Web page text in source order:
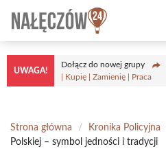
treści
UWAGA!
Dołącz do nowej grupy
| Kupię | Zamienię | Praca
Strona główna / Kronika Policyjna
Polskiej – symbol jedności i tradycji